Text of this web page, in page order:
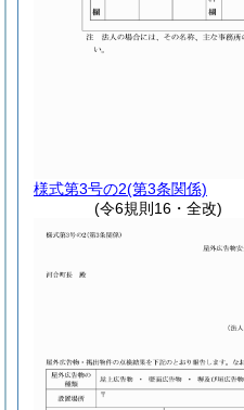
様式第3号の2(第3条関係)
(令6規則16・全改)